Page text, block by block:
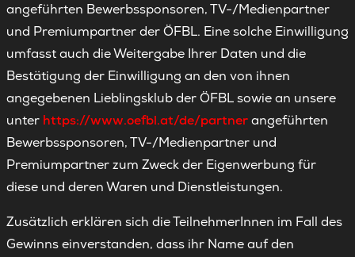
angeführten Bewerbssponsoren, TV-/Medienpartner
und Premiumpartner der ÖFBL. Eine solche Einwilligung
umfasst auch die Weitergabe Ihrer Daten und die
Bestätigung der Einwilligung an den von ihnen
angegebenen Lieblingsklub der ÖFBL sowie an unsere
unter https://www.oefbl.at/de/partnerangeführten
Bewerbssponsoren, TV-/Medienpartner und
Premiumpartner zum Zweck der Eigenwerbung für
diese und deren Waren und Dienstleistungen.
Zusätzlich erklären sich die TeilnehmerInnen im Fall des
Gewinns einverstanden, dass ihr Name auf den